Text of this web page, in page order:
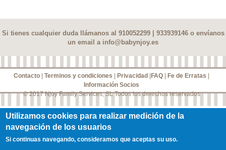
Si tienes cualquier duda llámanos al 910052299 | 933939146 o envíanos
un email a info@babynjoy.es
Contacto Terminos y condiciones Privacidad FAQ Fe de Erratas
Información Socios
© 2017 Njoy Family Services, SL Todos los derechos reservados
Utilizamos cookies para realizar medición de la
navegación de los usuarios
Si continuas navegando, consideramos que aceptas su uso.